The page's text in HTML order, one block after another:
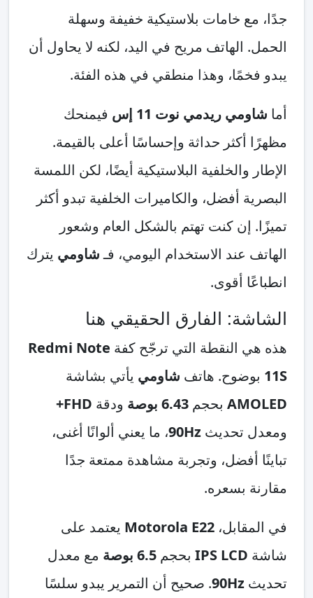
جدًا، مع خامات بلاستيكية خفيفة وسهلة
الحمل. الهاتف مريح في اليد، لكنه لا يحاول أن
يبدو فخمًا، وهذا منطقي في هذه الفئة.
أما شاومي ريدمي نوت 11 إس
فيمنحك
مظهرًا أكثر حداثة وإحساسًا أعلى بالقيمة.
الإطار والخلفية البلاستيكية أيضًا، لكن اللمسة
البصرية أفضل، والكاميرات الخلفية تبدو أكثر
تميزًا. إن كنت تهتم بالشكل العام وشعور
الهاتف عند الاستخدام اليومي، فـشاومي يترك
انطباعًا أقوى.
الشاشة: الفارق الحقيقي هنا
هذه هي النقطة التي ترجّح كفة Redmi Note
11S بوضوح. هاتف شاومي يأتي بشاشة
AMOLED بحجم 6.43 بوصة ودقة FHD+
ومعدل تحديث 90Hz، ما يعني ألوانًا أغنى،
تباينًا أفضل، وتجربة مشاهدة ممتعة جدًا
مقارنة بسعره.
في المقابل، Motorola E22 يعتمد على
شاشة IPS LCD بحجم 6.5 بوصة
مع معدل
تحديث 90Hz. صحيح أن التمرير يبدو سلسًا